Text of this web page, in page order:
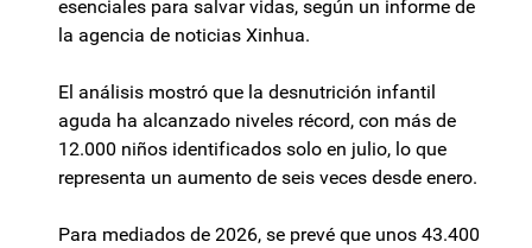
esenciales para salvar vidas, según un informe de
la agencia de noticias Xinhua.
El análisis mostró que la desnutrición infantil
aguda ha alcanzado niveles récord, con más de
12.000 niños identificados solo en julio, lo que
representa un aumento de seis veces desde enero.
Para mediados de 2026, se prevé que unos 43.400